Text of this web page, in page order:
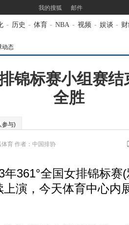
我的搜狐 邮件
- 历史 - 体育 - NBA - 视频 - 娱谈 -
动态
锦标赛小组赛
全胜
参与)
体育 作者：中国排协
361°全国女排锦标赛(
演，今天体育中心内